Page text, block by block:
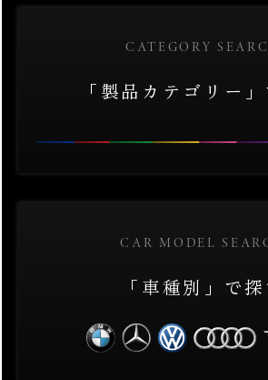
CATEGORY
「製品カテゴリー
CAR MODEL
「車種別」で探